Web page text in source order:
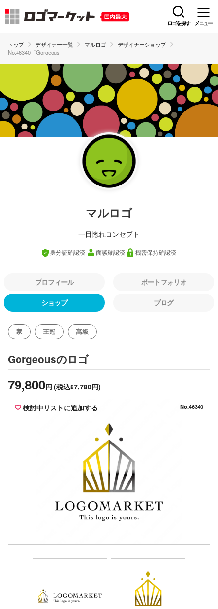
ロゴを探す メニュー
トップ デザイナー一覧 マルロゴ
デザイナーショップ
No.46340「Gorgeous」
マルロゴ
一目惚れコンセプト
身分証確認済 面談確認済 機密保持確認済
プロフィール ポートフォリオ
ショップ ブログ
家 王冠 高級
Gorgeousのロゴ
79,800円 (税込87,780円)
検討中リストに追加する No.46340